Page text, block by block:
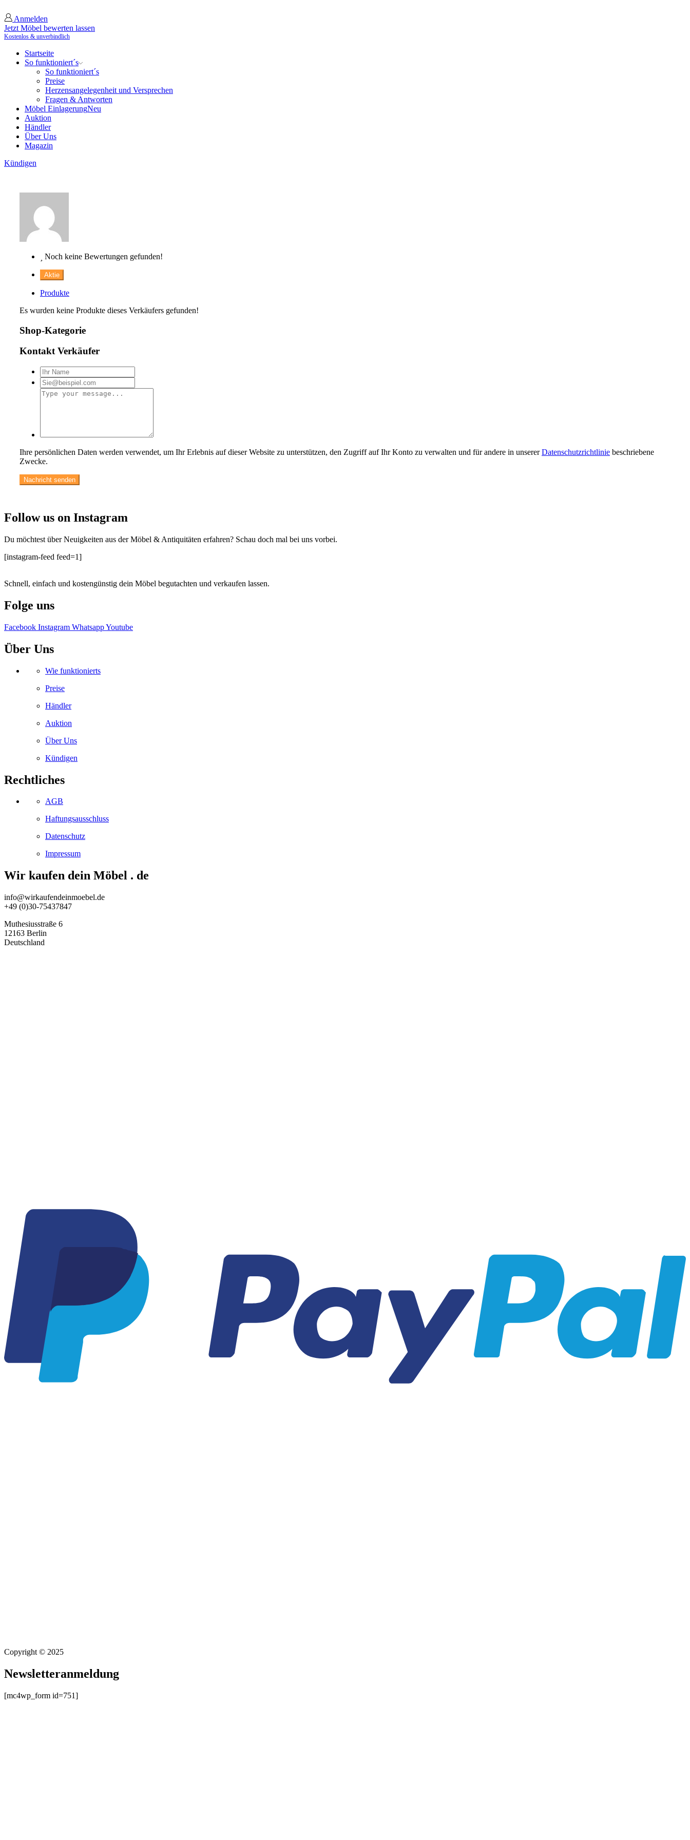
Anmelden
Jetzt Möbel bewerten lassen
Kostenlos & unverbindlich
Startseite
So funktioniert´s
So funktioniert´s
Preise
Herzensangelegenheit und Versprechen
Fragen & Antworten
Möbel EinlagerungNeu
Auktion
Händler
Über Uns
Magazin
Kündigen
Noch keine Bewertungen gefunden!
Aktie
Produkte
Es wurden keine Produkte dieses Verkäufers gefunden!
Shop-Kategorie
Kontakt Verkäufer
Ihre persönlichen Daten werden verwendet, um Ihr Erlebnis auf dieser Website zu unterstützen, den Zugriff auf Ihr Konto zu verwalten und für andere in unsererDatenschutzrichtlinie beschriebene
Zwecke.
Follow us on Instagram
Du möchtest über Neuigkeiten aus der Möbel & Antiquitäten erfahren? Schau doch mal bei uns vorbei.
[instagram-feed feed=1]
Schnell, einfach und kostengünstig dein Möbel begutachten und verkaufen lassen.
Folge uns
Facebook Instagram WhatsappYoutube
Über Uns
Wie funktionierts
Preise
Händler
Auktion
Über Uns
Kündigen
Rechtliches
AGB
Haftungsausschluss
Datenschutz
Impressum
Wir kaufen dein Möbel . de
info@wirkaufendeinmoebel.de
+49 (0)30-75437847
Muthesiusstraße 6
12163 Berlin
Deutschland
Copyright © 2025
Newsletteranmeldung
[mc4wp_form id=751]